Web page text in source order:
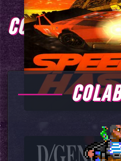
COMENTARIOS